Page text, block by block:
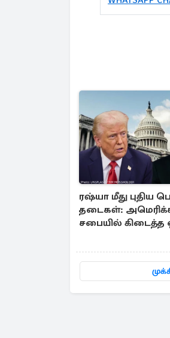
ரஷ்யா மீது புதிய
தடைகள்:
சபையில் கிடைத்த